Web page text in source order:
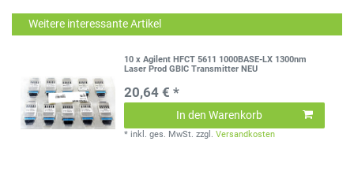
Weitere interessante Artikel
10 x Agilent HFCT 5611 1000BASE-LX 1300nm
Laser Prod GBIC Transmitter NEU
20,64 € *
In den Warenkorb
* inkl. ges. MwSt. zzgl.Versandkosten